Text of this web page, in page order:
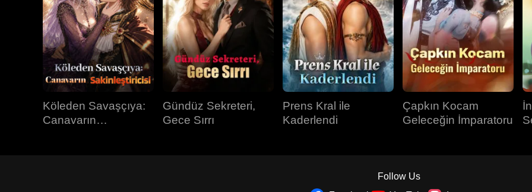
Köleden Savaşçıya:
Canavarın
Gündüz Sekreteri,
Gece Sırrı
Prens Kral ile
Kaderlendi
Çapkın Kocam
Geleceğin İmparatoru
Follow Us